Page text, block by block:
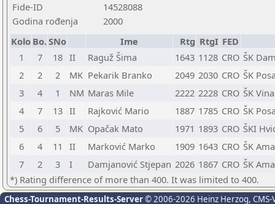
Fide-ID
14528088
Godina rođenja
2000
Kolo Bo.SNo Ime Rtg RtgI FED
1
7 18 II Raguž Šima 1643 1128 CRO ŠK
2
2 2 MK Pekarik Branko 2049 2030 CRO ŠK
3
4 1 NM Maras Mile 2222 2228 CRO ŠK
4
7 13 II Rajković Mario 1887 1785 CRO ŠK
5
6 5 MK Opačak Mato 1971 1893 CRO ŠKI
6
4 11 II Marković Marko 1909 1643 CRO ŠK
7
2 3 I Damjanović Stjepan 2026 1867 CRO ŠK
*) Rating difference of more than 400. It was limited to 400.
Chess-Tournament-Results-Server© 2006-2026 Heinz Herzog,